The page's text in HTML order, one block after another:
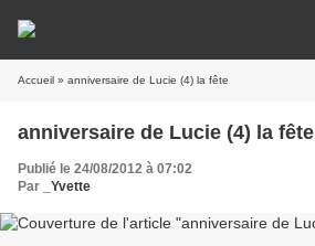
Accueil » anniversaire de Lucie (4) la fête
anniversaire de Lucie (4) la fête
Publié le 24/08/2012 à 07:02
Par
_Yvette